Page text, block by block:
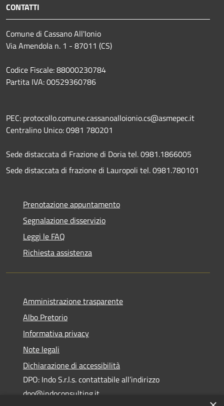
CONTATTI
Comune di Cassano All'Ionio
Via Amendola n. 1 - 87011 (CS)
Codice Fiscale: 88000230784
Partita IVA: 00529360786
PEC: protocollo.comune.cassanoalloionio.cs@asmepec.it
Centralino Unico: 0981 780201
Sede distaccata di Frazione di Doria tel. 0981.1866005
Sede distaccata di frazione di Lauropoli tel. 0981.780101
Prenotazione appuntamento
Segnalazione disservizio
Leggi le FAQ
Richiesta assistenza
Amministrazione trasparente
Albo Pretorio
Informativa privacy
Note legali
Dichiarazione di accessibilità
DPO: Indo S.r.l.s. contattabile all’indirizzo
dpo@indoconsulting.it